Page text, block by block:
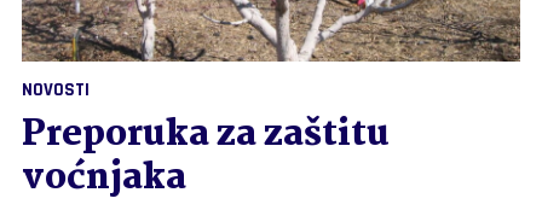
NOVOSTI
Preporuka za zaštitu
voćnjaka